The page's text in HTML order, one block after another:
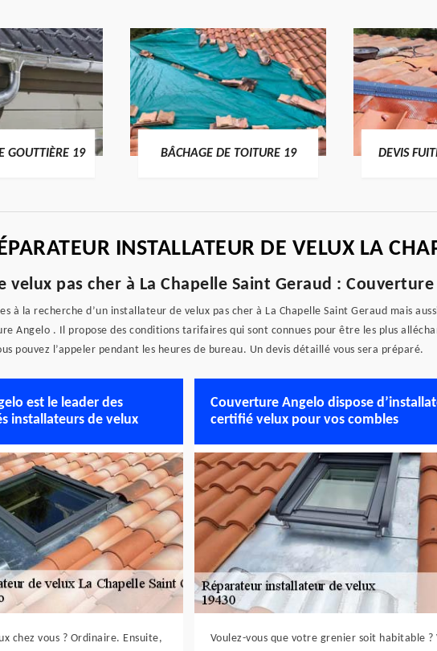
GOUTTIÈRE 19 BÂCHAGE DE TOITURE 19 DEVIS
INSTALLATEUR DE VELUX LA
velux pas cher à La Chapelle Saint Geraud :
à la recherche d’un installateur de velux pas cher à La Chapelle Saint Geraud mais
Angelo . Il propose des conditions tarifaires qui sont connues pour être les plus
pouvez l’appeler pendant les heures de bureau. Un devis détaillé vous sera préparé.
est le leader des
installateurs de velux
chez vous ? Ordinaire. Ensuite,
Couverture Angelo dispose
certifié velux pour vos combles
Voulez-vous que votre grenier soit habitable ?